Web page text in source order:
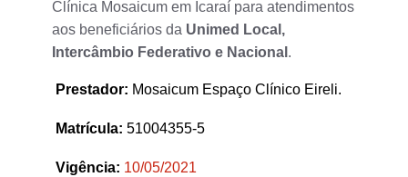
Clínica Mosaicum em Icaraí para atendimentos
aos beneficiários da Unimed Local,
Intercâmbio Federativo e Nacional .
Prestador: Mosaicum Espaço Clínico Eireli.
Matrícula: 51004355-5
Vigência: 10/05/2021